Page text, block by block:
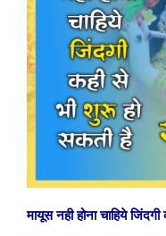
मायूस नही होना चाहिये